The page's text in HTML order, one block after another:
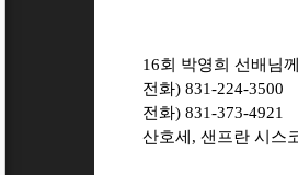
16회 박영희 선배님
전화) 831-224-3500
전화) 831-373-4921
산호세, 샌프란 시스